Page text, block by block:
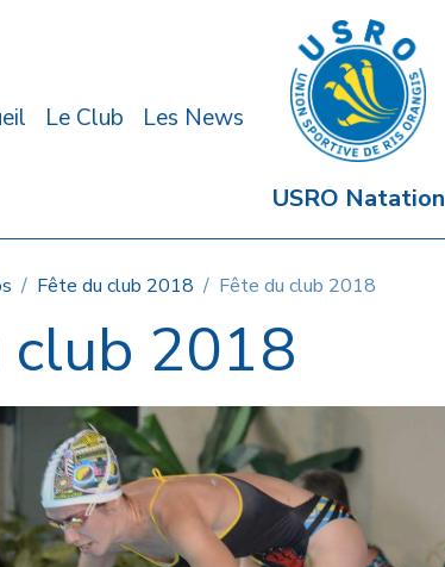
Le Club Les News
USRO Natation
Fête du club 2018 Fête du club 2018
club 2018